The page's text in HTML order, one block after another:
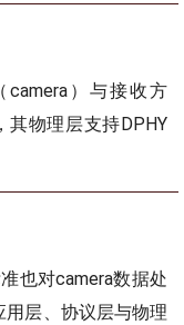
）与接收方
其物理层支持DPHY
也对camera数据处
层、协议层与物理